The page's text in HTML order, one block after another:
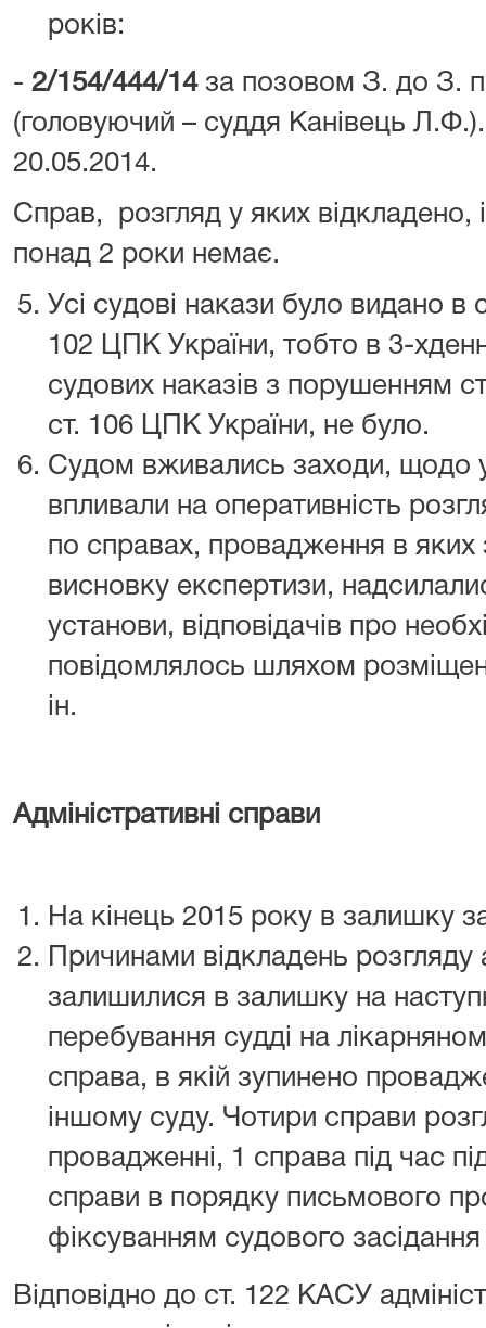
років:
- 2/154/444/14 за позовом З. до З.
(головуючий – суддя Канівець
20.05.2014.
Справ,
розгляд у яких відкладено,
понад 2 роки немає.
Усі судові накази було видано в
102 ЦПК України, тобто в 3-
судових наказів з порушенням
ст. 106 ЦПК України, не було.
Судом вживались заходи, щодо
впливали на оперативність
по справах, провадження в
висновку експертизи,
установи, відповідачів про
повідомлялось шляхом
ін.
Адміністративні справи
На кінець 2015 року в залишку
Причинами відкладень розгляду
залишилися в залишку на
перебування судді на
справа, в якій зупинено
іншому суду. Чотири справи
провадженні, 1 справа під час
справи в порядку письмового
фіксуванням судового
Відповідно до ст. 122 КАСУ